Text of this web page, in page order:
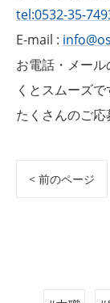
tel:0532-35-
E-mail :
お電話・メー
くとスムーズで
たくさんのご
< 前のページ